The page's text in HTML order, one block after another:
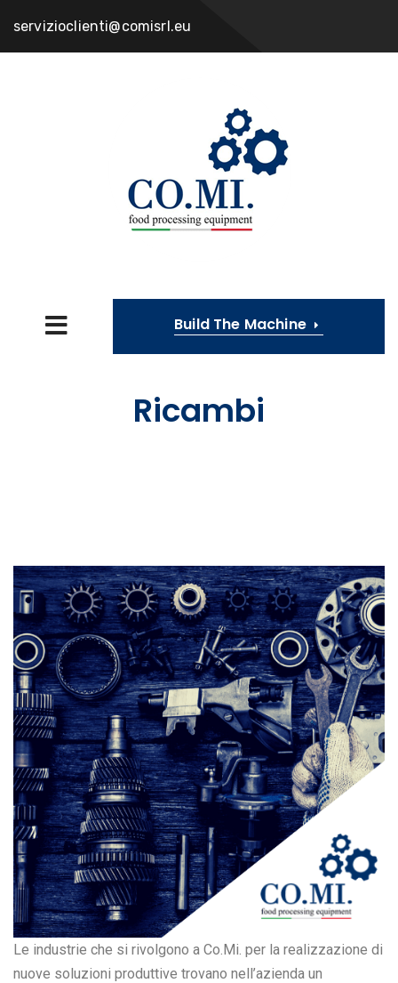
servizioclienti@comisrl.eu
Build The Machine
Ricambi
Le industrie che si rivolgono a Co.Mi. per la realizzazione di
nuove soluzioni produttive trovano nell’azienda un